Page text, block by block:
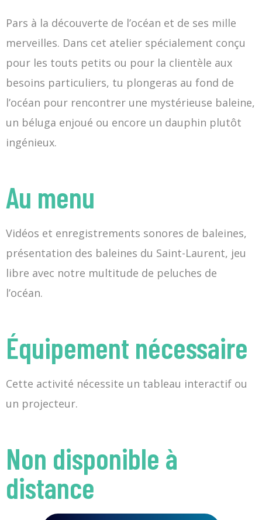
Pars à la découverte de l’océan et de ses mille
merveilles. Dans cet atelier spécialement conçu
pour les touts petits ou pour la clientèle aux
besoins particuliers, tu plongeras au fond de
l’océan pour rencontrer une mystérieuse baleine,
un béluga enjoué ou encore un dauphin plutôt
ingénieux.
Au menu
Vidéos et enregistrements sonores de baleines,
présentation des baleines du Saint-Laurent, jeu
libre avec notre multitude de peluches de
l’océan.
Équipement nécessaire
Cette activité nécessite un tableau interactif ou
un projecteur.
Non disponible à
distance